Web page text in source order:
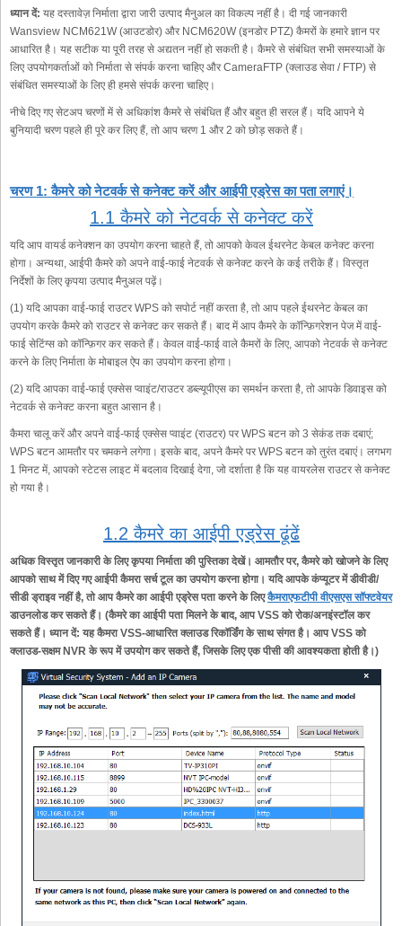
ध्यान दें: यह दस्तावेज़ निर्माता द्वारा जारी उत्पाद मैनुअल का विकल्प नहीं है। दी गई जानकारी
Wansview NCM621W (आउटडोर) और NCM620W (इनडोर PTZ) कैमरों के हमारे ज्ञान पर
आधारित है। यह सटीक या पूरी तरह से अद्यतन नहीं हो सकती है। कैमरे से संबंधित सभी समस्याओं के
लिए उपयोगकर्ताओं को निर्माता से संपर्क करना चाहिए और CameraFTP (क्लाउड सेवा / FTP) से
संबंधित समस्याओं के लिए ही हमसे संपर्क करना चाहिए।
नीचे दिए गए सेटअप चरणों में से अधिकांश कैमरे से संबंधित हैं और बहुत ही सरल हैं। यदि आपने ये
बुनियादी चरण पहले ही पूरे कर लिए हैं, तो आप चरण 1 और 2 को छोड़ सकते हैं।
चरण 1: कैमरे को नेटवर्क से कनेक्ट करें और आईपी एड्रेस का पता लगाएं।
1.1 कैमरे को नेटवर्क से कनेक्ट करें
यदि आप वायर्ड कनेक्शन का उपयोग करना चाहते हैं, तो आपको केवल ईथरनेट केबल कनेक्ट करना
होगा। अन्यथा, आईपी कैमरे को अपने वाई-फाई नेटवर्क से कनेक्ट करने के कई तरीके हैं। विस्तृत
निर्देशों के लिए कृपया उत्पाद मैनुअल पढ़ें।
(1) यदि आपका वाई-फाई राउटर WPS को सपोर्ट नहीं करता है, तो आप पहले ईथरनेट केबल का
उपयोग करके कैमरे को राउटर से कनेक्ट कर सकते हैं। बाद में आप कैमरे के कॉन्फ़िगरेशन पेज में वाई-
फाई सेटिंग्स को कॉन्फ़िगर कर सकते हैं। केवल वाई-फाई वाले कैमरों के लिए, आपको नेटवर्क से कनेक्ट
करने के लिए निर्माता के मोबाइल ऐप का उपयोग करना होगा।
(2) यदि आपका वाई-फाई एक्सेस प्वाइंट/राउटर डब्ल्यूपीएस का समर्थन करता है, तो आपके डिवाइस को
नेटवर्क से कनेक्ट करना बहुत आसान है।
कैमरा चालू करें और अपने वाई-फाई एक्सेस प्वाइंट (राउटर) पर WPS बटन को 3 सेकंड तक दबाएं;
WPS बटन आमतौर पर चमकने लगेगा। इसके बाद, अपने कैमरे पर WPS बटन को तुरंत दबाएं। लगभग
1 मिनट में, आपको स्टेटस लाइट में बदलाव दिखाई देगा, जो दर्शाता है कि यह वायरलेस राउटर से कनेक्ट
हो गया है।
1.2 कैमरे का आईपी एड्रेस ढूंढें
अधिक विस्तृत जानकारी के लिए कृपया निर्माता की पुस्तिका देखें। आमतौर पर, कैमरे को खोजने के लिए
आपको साथ में दिए गए आईपी कैमरा सर्च टूल का उपयोग करना होगा। यदि आपके कंप्यूटर में डीवीडी/
सीडी ड्राइव नहीं है, तो आप कैमरे का आईपी एड्रेस पता करने के लिएकैमराएफटीपी वीएसएस सॉफ्टवेयर
डाउनलोड कर सकते हैं। (कैमरे का आईपी पता मिलने के बाद, आप VSS को रोक/अनइंस्टॉल कर
सकते हैं। ध्यान दें: यह कैमरा VSS-आधारित क्लाउड रिकॉर्डिंग के साथ संगत है। आप VSS को
क्लाउड-सक्षम NVR के रूप में उपयोग कर सकते हैं, जिसके लिए एक पीसी की आवश्यकता होती है।)